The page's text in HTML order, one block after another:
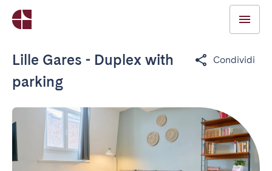
Lille Gares - Duplex with
parking
Condividi